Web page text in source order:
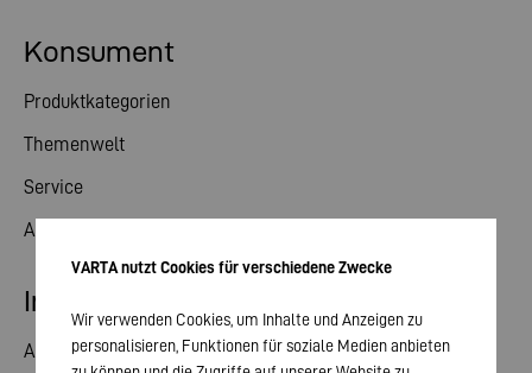
Konsument
Produktkategorien
Themenwelt
Service
Aktuelles
Investor Relations
Aktie
VARTA nutzt Cookies für verschiedene Zwecke
Wir verwenden Cookies, um Inhalte und Anzeigen zu
personalisieren, Funktionen für soziale Medien anbieten